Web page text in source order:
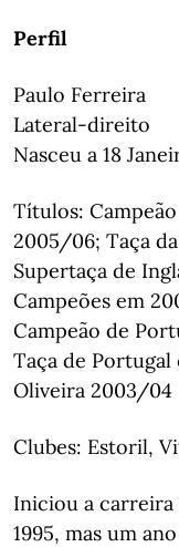
Perfil
Paulo Ferreira
Lateral-direito
Nasceu a 18
Títulos:
2005/06; Taça
Supertaça de
Campeões em
Campeão de
Taça de
Oliveira 2003/04
Clubes: Estoril,
Iniciou a carreira
1995, mas um